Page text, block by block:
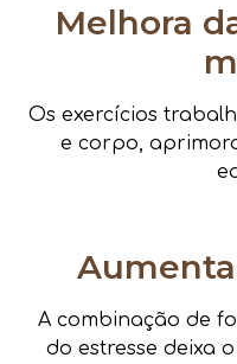
Melhora
Os exercícios
e corpo,
A combinação de
do estresse deixa